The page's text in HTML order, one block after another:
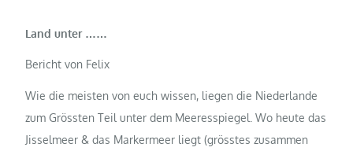
Land unter ……
Bericht von Felix
Wie die meisten von euch wissen, liegen die Niederlande
zum Grössten Teil unter dem Meeresspiegel. Wo heute das
Jisselmeer & das Markermeer liegt (grösstes zusammen